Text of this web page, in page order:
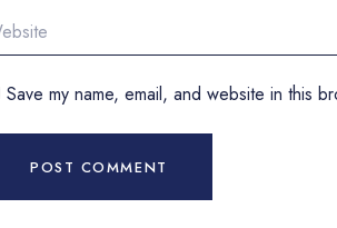
Save my name, email, and website in this
POST COMMENT